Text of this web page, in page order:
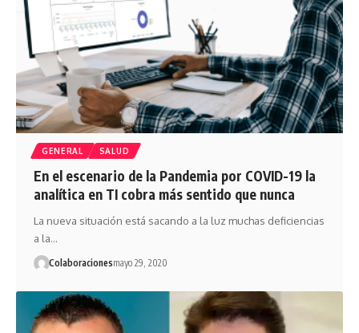
GENERAL SALUD
En el escenario de la Pandemia por COVID-19 la
analítica en TI cobra más sentido que nunca
La nueva situación está sacando a la luz muchas deficiencias
a la…
Colaboracionesmayo 29, 2020